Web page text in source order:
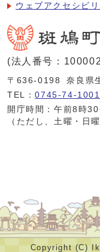
ウェブアクセシビ
(法人番号：
〒636-0198
奈良県
TEL：0745-74-1001
開庁時間：午前8時
（ただし、土曜・日
Copyright (C)